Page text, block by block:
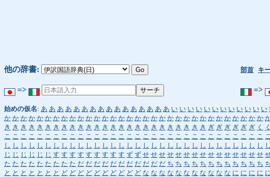
他の辞書: 部首 キ
=> =>
始めの仮名: あ あ あ あ あ あ あ あ あ あ あ あ あ あ あ あ い い い い い い い い い い い い
か か か か か か か か か か か か か か か か か か か か か か か か か か か か か か か か
き き き き き き き き き き き き き き き き き き き き き き き き き ぎ ぎ ぎ ぎ ぎ ぎ く く
こ こ こ こ こ こ こ こ こ こ こ こ こ こ こ こ こ こ こ こ こ こ こ こ こ こ こ こ こ こ こ こ こ
し し し し し し し し し し し し し し し し し し し し し し し し し し し し し し し し し
じ じ じ じ じ じ す す す す す す す す す ず ず せ せ せ せ せ せ せ せ せ せ せ せ せ せ せ
た た た た た た た た た だ だ だ だ だ だ だ だ だ だ だ ち ち ち ち ち ち ち ち ち ち ち ち
と と と と と と と ど ど ど ど ど ど ど ど ど ど な な な な な な な な な な な に に に に に